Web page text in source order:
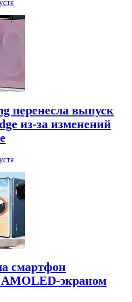
перенесла выпуск
из-за изменений
смартфон
экраном